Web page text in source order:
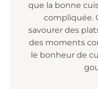
que la bonne
compliquée.
savourer des
des moments
le bonheur de